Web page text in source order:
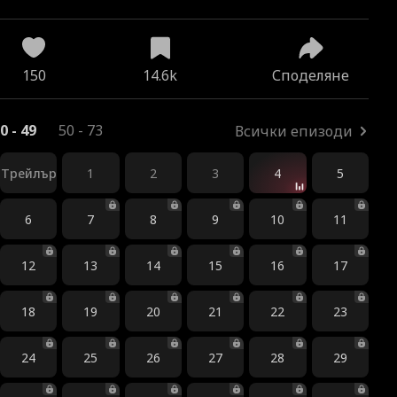
150 14.6k Споделяне
0 - 49 50 - 73 Всички епизоди
Трейлър 1 2 3 4 5
6 7 8 9 10 11
12 13 14 15 16 17
18 19 20 21 22 23
24 25 26 27 28 29